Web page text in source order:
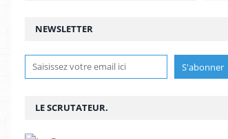
NEWSLETTER
LE SCRUTATEUR.